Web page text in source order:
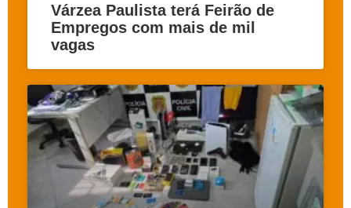
Várzea Paulista terá Feirão de
Empregos com mais de mil
vagas